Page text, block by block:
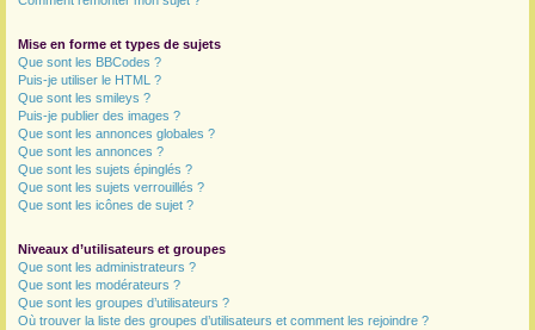
Mise en forme et types de sujets
Que sont les BBCodes ?
Puis-je utiliser le HTML ?
Que sont les smileys ?
Puis-je publier des images ?
Que sont les annonces globales ?
Que sont les annonces ?
Que sont les sujets épinglés ?
Que sont les sujets verrouillés ?
Que sont les icônes de sujet ?
Niveaux d’utilisateurs et groupes
Que sont les administrateurs ?
Que sont les modérateurs ?
Que sont les groupes d’utilisateurs ?
Où trouver la liste des groupes d’utilisateurs et comment les rejoindre ?